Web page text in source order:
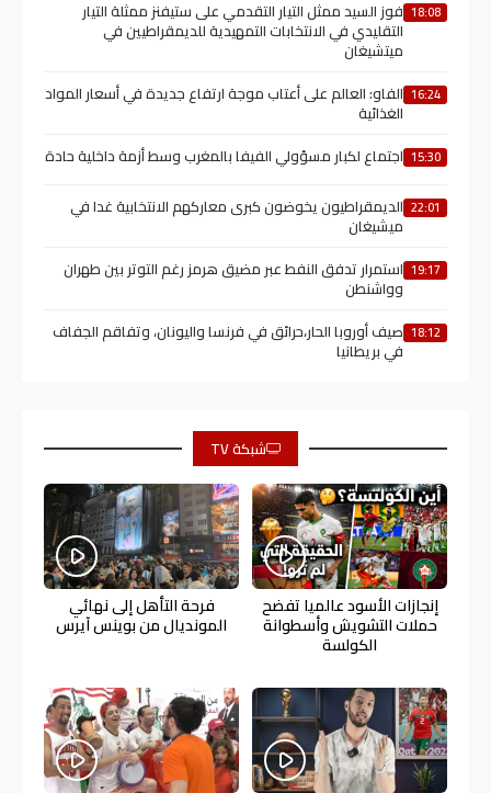
18:08 فوز السيد ممثل التيار التقدمي على ستيفنز ممثلة التيار
التقليدي في الانتخابات التمهيدية للديمقراطيين في
ميتشيغان
16:24 الفاو: العالم على أعتاب موجة ارتفاع جديدة في أسعار المواد
الغذائية
15:30 اجتماع لكبار مسؤولي الفيفا بالمغرب وسط أزمة داخلية حادة
22:01 الديمقراطيون يخوضون كبرى معاركهم الانتخابية غدا في
ميشيغان
19:17 استمرار تدفق النفط عبر مضيق هرمز رغم التوتر بين طهران
وواشنطن
18:12 صيف أوروبا الحار،حرائق في فرنسا واليونان، وتفاقم الجفاف
في بريطانيا
شبكة TV
إنجازات الأسود عالميا تفضح
حملات التشويش وأسطوانة
الكولسة
فرحة التأهل إلى نهائي
المونديال من بوينس آيرس